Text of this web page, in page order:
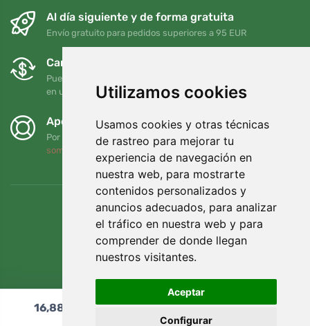
Utilizamos cookies
Usamos cookies y otras técnicas
de rastreo para mejorar tu
experiencia de navegación en
nuestra web, para mostrarte
contenidos personalizados y
anuncios adecuados, para analizar
el tráfico en nuestra web y para
comprender de donde llegan
nuestros visitantes.
Aceptar
Configurar
Al día siguiente y de forma gratuita
Envío gratuito para pedidos superiores a 95 EUR
Cambios y devoluciones gratuitos
Puede devolver o cambiar su pedido en cualquier momento
en un plazo de 90 días
Apoyamos a Trees.org
Por cada pedido plantamos un árbol. Leer más
somos
16,88 Añadir al carrito